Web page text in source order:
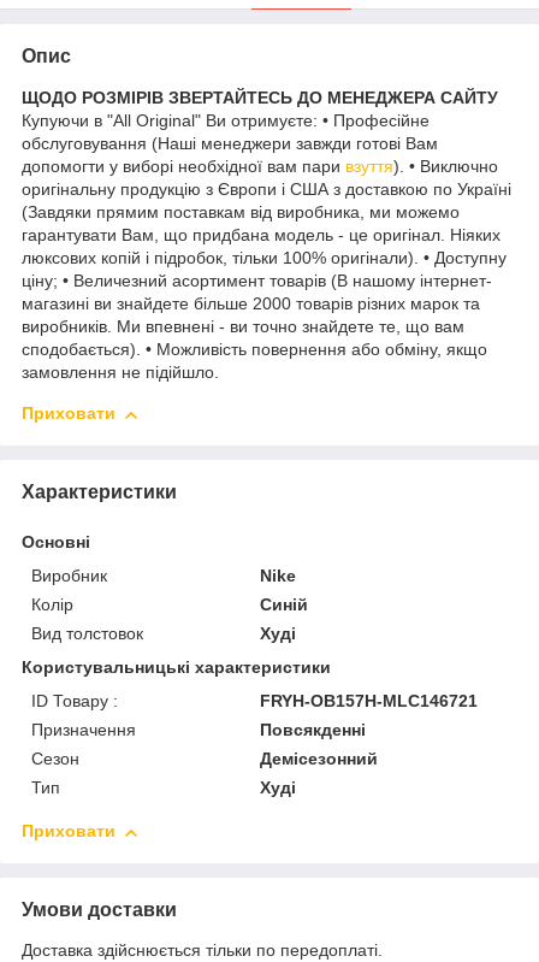
Опис
ЩОДО РОЗМІРІВ ЗВЕРТАЙТЕСЬ ДО МЕНЕДЖЕРА САЙТУ
Купуючи в "All Original" Ви отримуєте: • Професійне
обслуговування (Наші менеджери завжди готові Вам
допомогти у виборі необхідної вам пари взуття). • Виключно
оригінальну продукцію з Європи і США з доставкою по Україні
(Завдяки прямим поставкам від виробника, ми можемо
гарантувати Вам, що придбана модель - це оригінал. Ніяких
люксових копій і підробок, тільки 100% оригінали). • Доступну
ціну; • Величезний асортимент товарів (В нашому інтернет-
магазині ви знайдете більше 2000 товарів різних марок та
виробників. Ми впевнені - ви точно знайдете те, що вам
сподобається). • Можливість повернення або обміну, якщо
замовлення не підійшло.
Приховати
Характеристики
Основні
Виробник
Nike
Колір
Синій
Вид толстовок
Худі
Користувальницькі характеристики
ID Товару :
FRYH-OB157H-MLC146721
Призначення
Повсякденні
Сезон
Демісезонний
Тип
Худі
Приховати
Умови доставки
Доставка здійснюється тільки по передоплаті.